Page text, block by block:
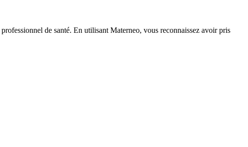
de santé. En utilisant Materneo, vous reconnaissez avoir pris